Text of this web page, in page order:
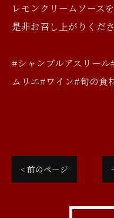
レモンクリームソース
是非お召し上がりくだ
#シャンブルアスリー
ムリエ#ワイン#旬の食
< 前のページ